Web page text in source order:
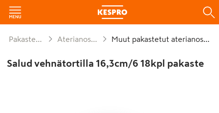
Pakasteet Aterianosat Muut pakastetut aterianosat
Salud vehnätortilla 16,3cm/6 18kpl pakaste